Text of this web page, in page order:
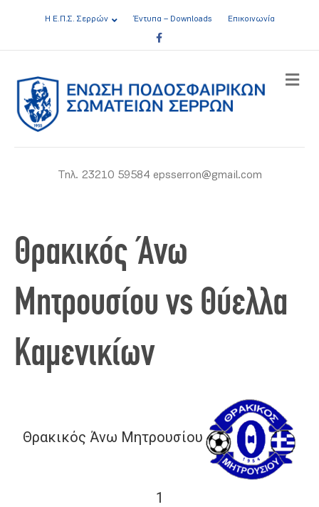
Η Ε.Π.Σ. Σερρών Έντυπα – Downloads
Επικοινωνία
Facebook
Τηλ. 23210 59584 epsserron@gmail.com
Θρακικός Άνω
Μητρουσίου vs Θύελλα
Καμενικίων
Θρακικός Άνω Μητρουσίου
1